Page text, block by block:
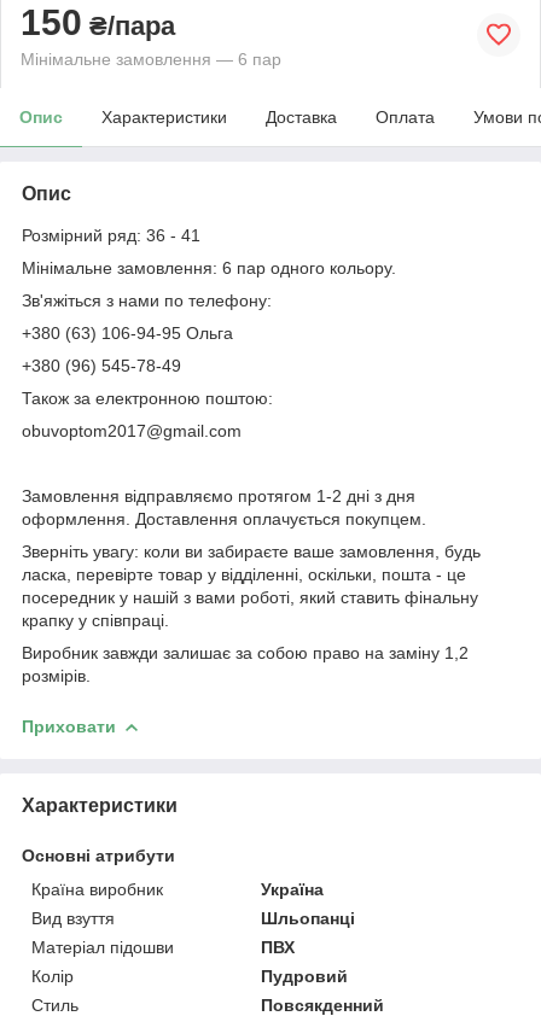
150 ₴/пара
Мінімальне замовлення — 6 пар
Опис Характеристики Доставка Оплата Умови
Опис
Розмірний ряд: 36 - 41
Мінімальне замовлення: 6 пар одного кольору.
Зв'яжіться з нами по телефону:
+380 (63) 106-94-95 Ольга
+380 (96) 545-78-49
Також за електронною поштою:
obuvoptom2017@gmail.com
Замовлення відправляємо протягом 1-2 дні з дня
оформлення. Доставлення оплачується покупцем.
Зверніть увагу: коли ви забираєте ваше замовлення, будь
ласка, перевірте товар у відділенні, оскільки, пошта - це
посередник у нашій з вами роботі, який ставить фінальну
крапку у співпраці.
Виробник завжди залишає за собою право на заміну 1,2
розмірів.
Приховати
Характеристики
Основні атрибути
Країна виробник
Україна
Вид взуття
Шльопанці
Матеріал підошви
ПВХ
Колір
Пудровий
Стиль
Повсякденний